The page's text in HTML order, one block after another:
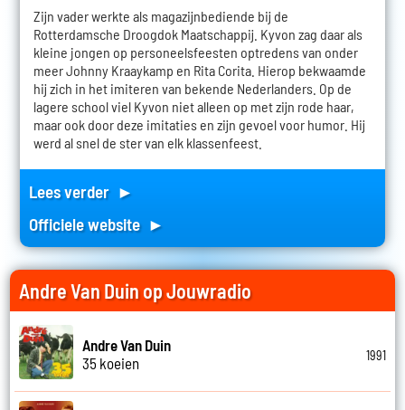
Zijn vader werkte als magazijnbediende bij de
Rotterdamsche Droogdok Maatschappij. Kyvon zag daar als
kleine jongen op personeelsfeesten optredens van onder
meer Johnny Kraaykamp en Rita Corita. Hierop bekwaamde
hij zich in het imiteren van bekende Nederlanders. Op de
lagere school viel Kyvon niet alleen op met zijn rode haar,
maar ook door deze imitaties en zijn gevoel voor humor. Hij
werd al snel de ster van elk klassenfeest.
Lees verder ►
Officiele website ►
Andre Van Duin op Jouwradio
Andre Van Duin
35 koeien
1991